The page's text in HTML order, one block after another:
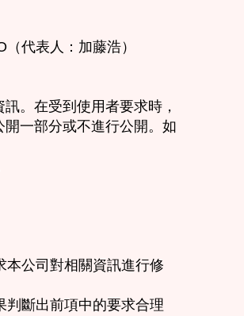
代表人：加藤浩）
。在受到使用者要求時，
一部分或不進行公開。如
本公司對相關資訊進行修
判斷出前項中的要求合理